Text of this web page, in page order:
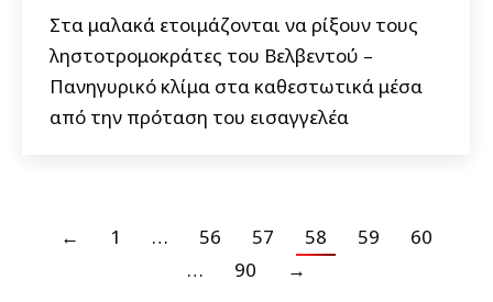
Στα μαλακά ετοιμάζονται να ρίξουν τους
ληστοτρομοκράτες του Βελβεντού –
Πανηγυρικό κλίμα στα καθεστωτικά μέσα
από την πρόταση του εισαγγελέα
← 1 … 56 57 58 59
60
…
90 →